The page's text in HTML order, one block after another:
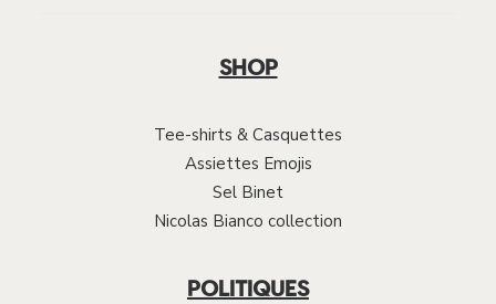
SHOP
Tee-shirts & Casquettes
Assiettes Emojis
Sel Binet
Nicolas Bianco collection
POLITIQUES